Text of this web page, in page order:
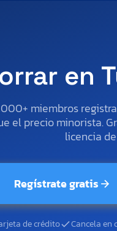
en
miembros
el precio minorista.
licencia
Regístrate gratis
de crédito Cancela en